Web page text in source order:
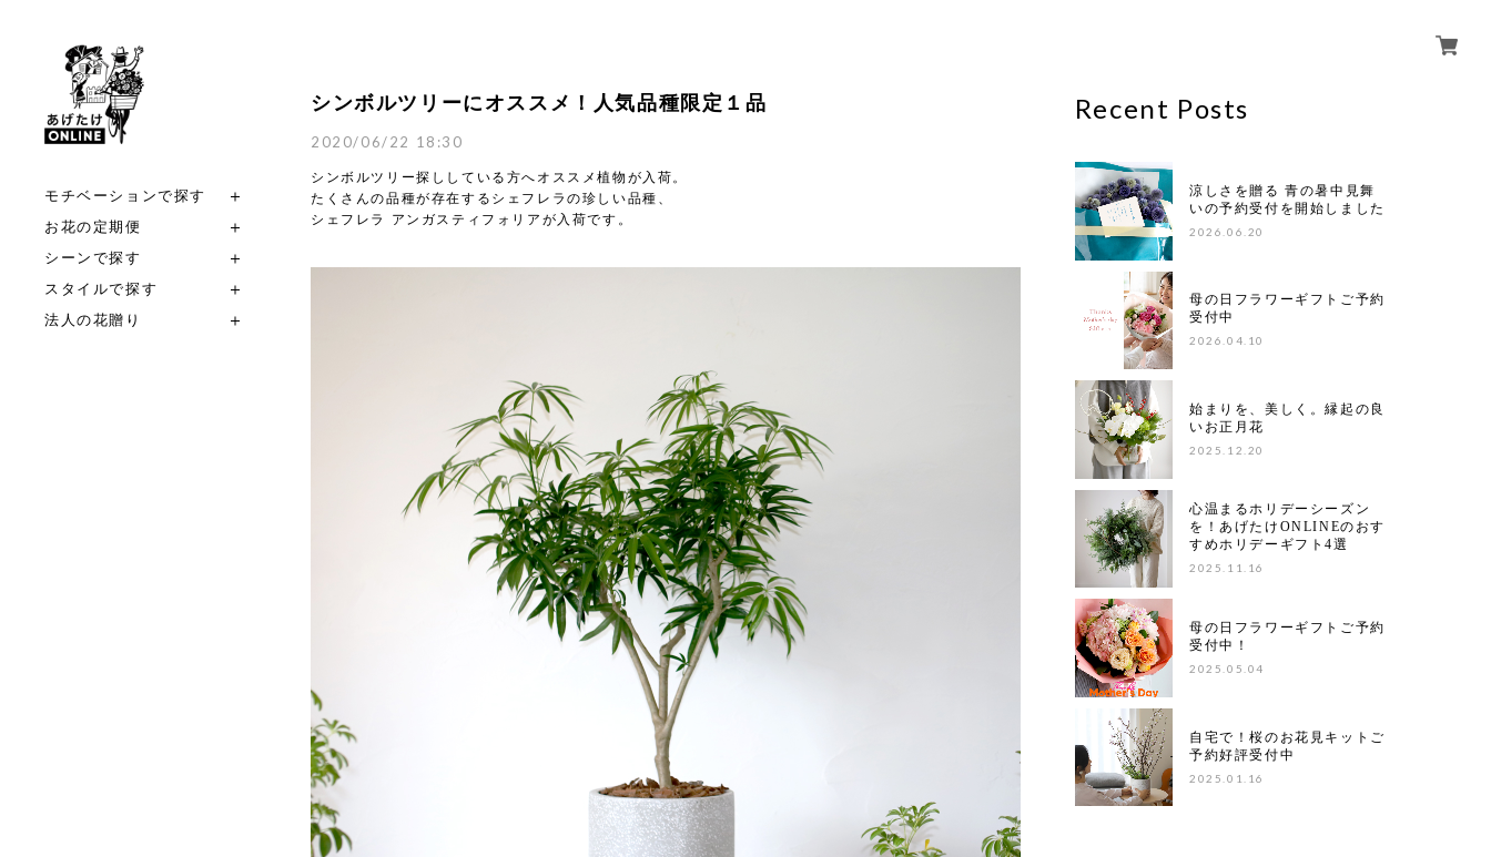
モチベーションで探す
お花の定期便
シーンで探す
スタイルで探す
法人の花贈り
シンボルツリーにオススメ！人気品種限定１品
2020/06/22 18:30
シンボルツリー探ししている方へオススメ植物が入荷。
たくさんの品種が存在するシェフレラの珍しい品種、
シェフレラ アンガスティフォリアが入荷です。
Recent Posts
涼しさを贈る 青の暑中見舞
いの予約受付を開始しました
2026.06.20
母の日フラワーギフトご予約
受付中
2026.04.10
始まりを、美しく。縁起の良
いお正月花
2025.12.20
心温まるホリデーシーズン
を！あげたけONLINEのおす
すめホリデーギフト4選
2025.11.16
母の日フラワーギフトご予約
受付中！
2025.05.04
自宅で！桜のお花見キットご
予約好評受付中
2025.01.16